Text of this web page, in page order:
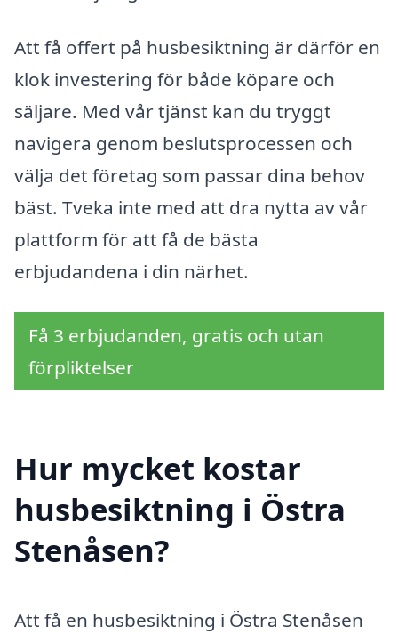
Att få offert på husbesiktning är därför en
klok investering för både köpare och
säljare. Med vår tjänst kan du tryggt
navigera genom beslutsprocessen och
välja det företag som passar dina behov
bäst. Tveka inte med att dra nytta av vår
plattform för att få de bästa
erbjudandena i din närhet.
Få 3 erbjudanden, gratis och utan
förpliktelser
Hur mycket kostar
husbesiktning i Östra
Stenåsen?
Att få en husbesiktning i Östra Stenåsen